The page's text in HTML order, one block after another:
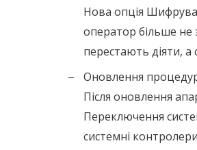
Нова опція
оператор більше не
перестають діяти,
Оновлення
Після оновлення
Переключення
системні